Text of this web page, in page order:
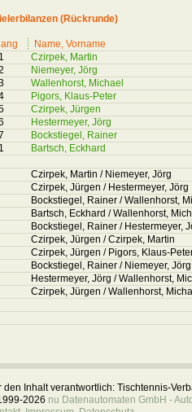
(Rückrunde)
Name, Vorname
Czirpek, Martin
Niemeyer, Jörg
Wallenhorst, Michael
Pigors, Klaus-Peter
Czirpek, Jürgen
Hestermeyer, Jörg
Bockstiegel, Rainer
Bartsch, Eckhard
Czirpek, Martin / Niemeyer, Jörg
Czirpek, Jürgen / Hestermeyer, Jörg
Bockstiegel, Rainer / Wallenhorst,
Bartsch, Eckhard / Wallenhorst,
Bockstiegel, Rainer / Hestermeyer,
Czirpek, Jürgen / Czirpek, Martin
Czirpek, Jürgen / Pigors, Klaus-
Bockstiegel, Rainer / Niemeyer, Jörg
Hestermeyer, Jörg / Wallenhorst,
Czirpek, Jürgen / Wallenhorst,
den Inhalt verantwortlich: Tischtennis-
2026 nu Datenautomaten GmbH -